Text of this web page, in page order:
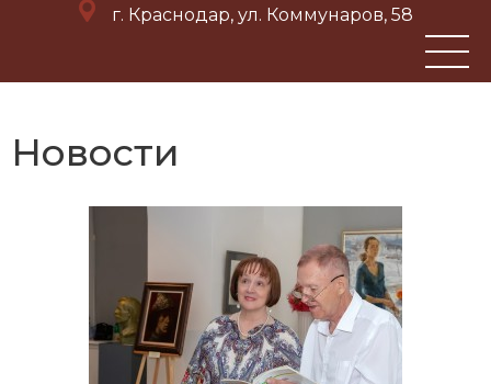
г. Краснодар, ул. Коммунаров, 58
Новости